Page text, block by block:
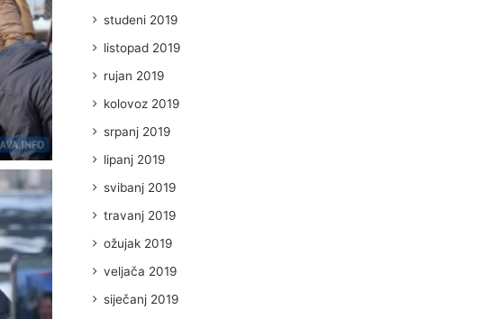
studeni 2019
listopad 2019
rujan 2019
kolovoz 2019
srpanj 2019
lipanj 2019
svibanj 2019
travanj 2019
ožujak 2019
veljača 2019
siječanj 2019